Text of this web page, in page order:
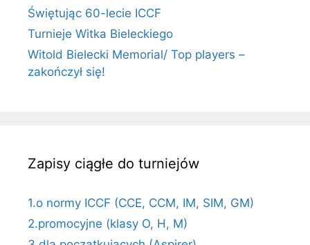
Świętując 60-lecie ICCF
Turnieje Witka Bieleckiego
Witold Bielecki Memorial/ Top players –
zakończył się!
Zapisy ciągłe do turniejów
1.o normy ICCF (CCE, CCM, IM, SIM, GM)
2.promocyjne (klasy O, H, M)